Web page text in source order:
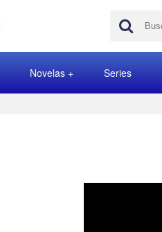
Novelas Series